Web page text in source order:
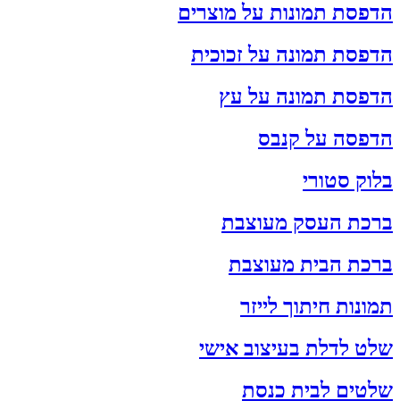
הדפסת תמונות על מוצרים
הדפסת תמונה על זכוכית
הדפסת תמונה על עץ
הדפסה על קנבס
בלוק סטורי
ברכת העסק מעוצבת
ברכת הבית מעוצבת
תמונות חיתוך לייזר
שלט לדלת בעיצוב אישי
שלטים לבית כנסת